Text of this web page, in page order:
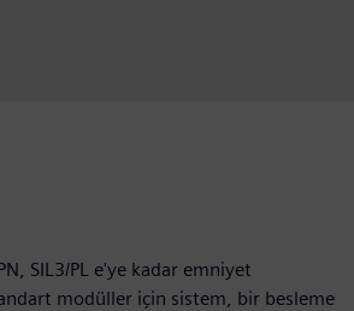
SIL3/PL e'ye kadar emniyet
modüller için sistem, bir besleme